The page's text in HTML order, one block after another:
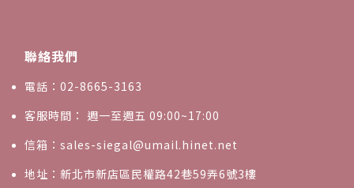
聯絡我們
電話：02-8665-3163
客服時間： 週一至週五 09:00~17:00
信箱：sales-siegal@umail.hinet.net
地址：新北市新店區民權路42巷59弄6號3樓